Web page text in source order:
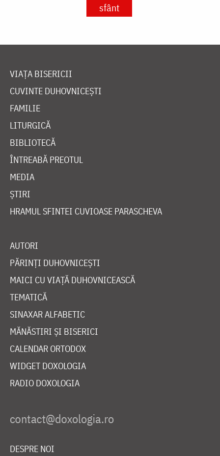
sfânt
VIAȚA BISERICII
CUVINTE DUHOVNICEȘTI
FAMILIE
LITURGICĂ
BIBLIOTECĂ
ÎNTREABĂ PREOTUL
MEDIA
ȘTIRI
HRAMUL SFINTEI CUVIOASE PARASCHEVA
AUTORI
PĂRINȚI DUHOVNICEȘTI
MAICI CU VIAȚĂ DUHOVNICEASCĂ
TEMATICĂ
SINAXAR ALFABETIC
MĂNĂSTIRI ȘI BISERICI
CALENDAR ORTODOX
WIDGET DOXOLOGIA
RADIO DOXOLOGIA
DESPRE NOI